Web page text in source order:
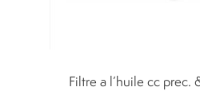
Filtre a l’huile cc prec.